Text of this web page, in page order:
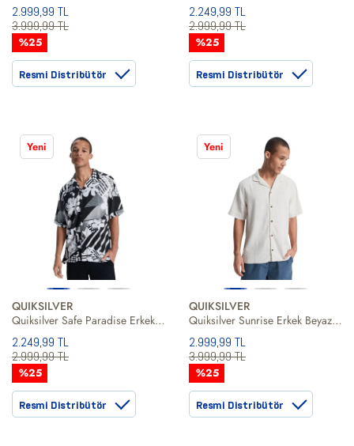
2.999,99 TL
3.999,99 TL
%25
Resmi Distribütör
2.249,99 TL
2.999,99 TL
%25
Resmi Distribütör
Yeni
QUIKSILVER
Quiksilver Safe Paradise Erkek Siyah Gömlek
2.249,99 TL
2.999,99 TL
%25
Resmi Distribütör
Yeni
QUIKSILVER
Quiksilver Sunrise Erkek Beyaz Gömlek
2.999,99 TL
3.999,99 TL
%25
Resmi Distribütör